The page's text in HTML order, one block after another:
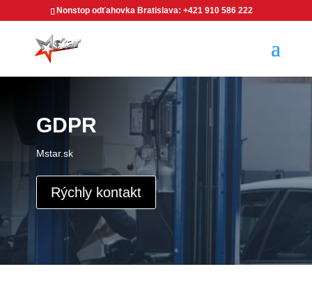
Nonstop odťahovka Bratislava: +421 910 586 222
GDPR
Mstar.sk
Rýchly kontakt